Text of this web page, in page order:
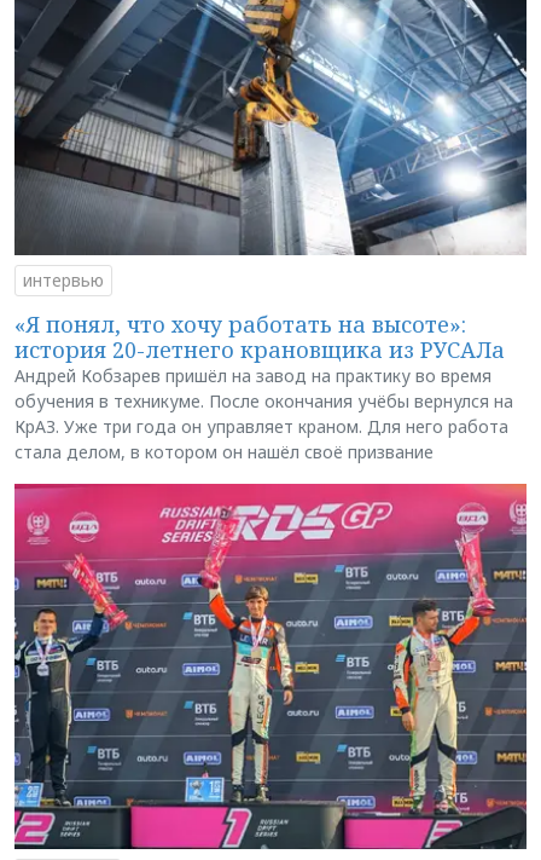
интервью
«Я понял, что хочу работать на высоте»:
история 20-летнего крановщика из РУСАЛа
Андрей Кобзарев пришёл на завод на практику во время
обучения в техникуме. После окончания учёбы вернулся на
КрАЗ. Уже три года он управляет краном. Для него работа
стала делом, в котором он нашёл своё призвание